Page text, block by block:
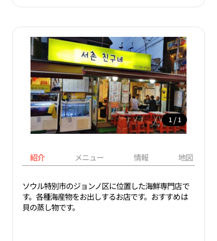
1 / 1
紹介 メニュー 情報 地図
ソウル特別市のジョンノ区に位置した海鮮専門店で
す。各種海産物をお出しするお店です。おすすめは
貝の蒸し物です。